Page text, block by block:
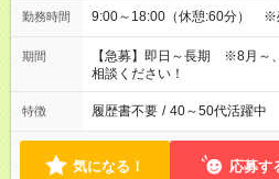
勤務時間 9:00～18:00（休憩:60分） ※
期間
【急募】即日～長期 ※8月～
相談ください！
特徴 履歴書不要 / 40～50代活躍中
気になる！ 応募す